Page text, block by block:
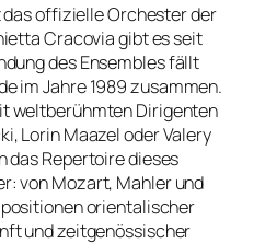
offizielle Orchester der
Cracovia gibt es seit
des Ensembles fällt
im Jahre 1989 zusammen.
weltberühmten Dirigenten
Lorin Maazel oder Valery
das Repertoire dieses
von Mozart, Mahler und
orientalischer
und zeitgenössischer